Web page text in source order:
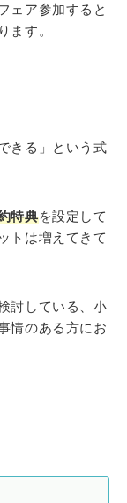
ェア参加すると
ます。
きる」という式
特典を設定して
トは増えてきて
討している、小
情のある方にお